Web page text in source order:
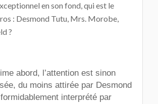
en son fond, qui est le
: Desmond Tutu, Mrs. Morobe,
?
abord, l’attention est sinon
du moins attirée par Desmond
interprété par